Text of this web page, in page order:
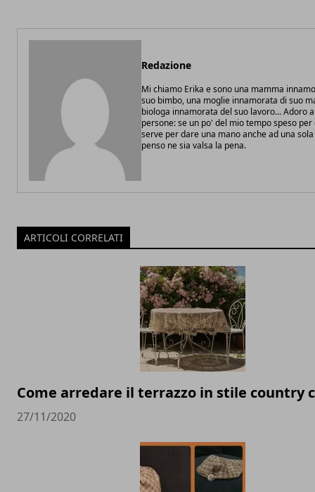
Redazione
Mi chiamo Erika e sono una mamma
suo bimbo, una moglie innamorata di suo
biologa innamorata del suo lavoro... Adoro
persone: se un po' del mio tempo speso
serve per dare una mano anche ad una
penso ne sia valsa la pena.
ARTICOLI CORRELATI
Come arredare il terrazzo in stile country
27/11/2020